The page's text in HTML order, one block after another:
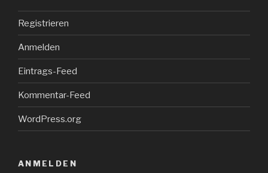
Registrieren
Anmelden
Eintrags-Feed
Kommentar-Feed
WordPress.org
ANMELDEN